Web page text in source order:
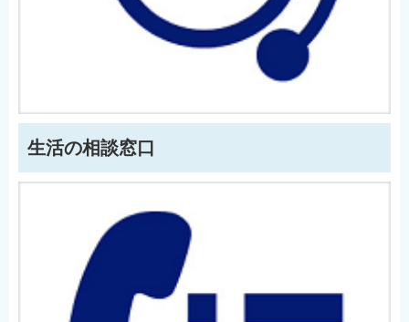
生活の相談窓口